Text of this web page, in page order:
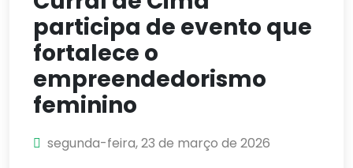
participa de evento que
fortalece o
empreendedorismo
feminino
segunda-feira, 23 de março de 2026